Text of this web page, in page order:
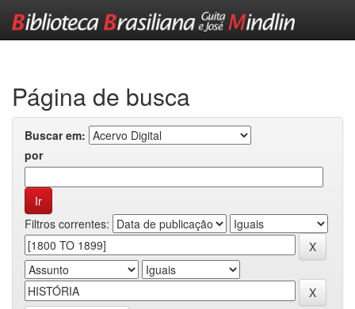
Página de busca
Buscar em:
por
Filtros correntes: